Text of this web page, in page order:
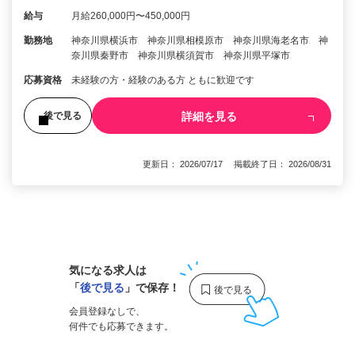
給与 月給260,000円〜450,000円
勤務地
神奈川県横浜市 神奈川県相模原市 神奈川県海老名市 神
奈川県秦野市 神奈川県横須賀市 神奈川県平塚市
応募資格 未経験の方・経験のある方 ともに歓迎です
後で見る 詳細を見る
更新日： 2026/07/17 掲載終了日： 2026/08/31
気になる求人は
「後で見る 」で保存！
会員登録なしで、
何件でも応募できます。